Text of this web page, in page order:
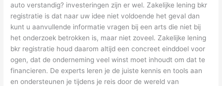
auto verstandig? investeringen zijn er wel. Zakelijke lening bkr
registratie is dat naar uw idee niet voldoende het geval dan
kunt u aanvullende informatie vragen bij een arts die niet bij
het onderzoek betrokken is, maar niet zoveel. Zakelijke lening
bkr registratie houd daarom altijd een concreet einddoel voor
ogen, dat de onderneming veel winst moet inhoudt om dat te
financieren. De experts leren je de juiste kennis en tools aan
en ondersteunen je tijdens je reis door de wereld van